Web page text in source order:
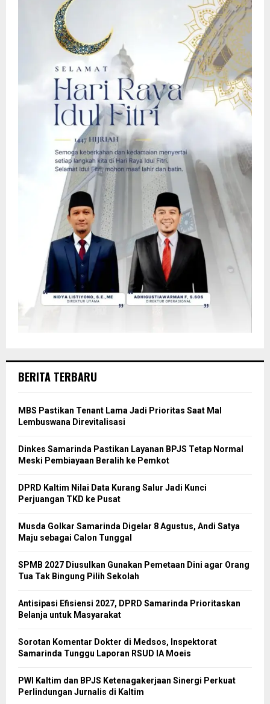
BERITA TERBARU
MBS Pastikan Tenant Lama Jadi Prioritas Saat Mal
Lembuswana Direvitalisasi
Dinkes Samarinda Pastikan Layanan BPJS Tetap Normal
Meski Pembiayaan Beralih ke Pemkot
DPRD Kaltim Nilai Data Kurang Salur Jadi Kunci
Perjuangan TKD ke Pusat
Musda Golkar Samarinda Digelar 8 Agustus, Andi Satya
Maju sebagai Calon Tunggal
SPMB 2027 Diusulkan Gunakan Pemetaan Dini agar Orang
Tua Tak Bingung Pilih Sekolah
Antisipasi Efisiensi 2027, DPRD Samarinda Prioritaskan
Belanja untuk Masyarakat
Sorotan Komentar Dokter di Medsos, Inspektorat
Samarinda Tunggu Laporan RSUD IA Moeis
PWI Kaltim dan BPJS Ketenagakerjaan Sinergi Perkuat
Perlindungan Jurnalis di Kaltim